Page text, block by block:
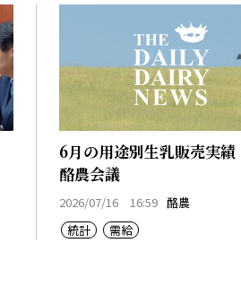
6月の用途別生乳販売実績
酪農会議
2026/07/16 16:59 酪農
統計
需給